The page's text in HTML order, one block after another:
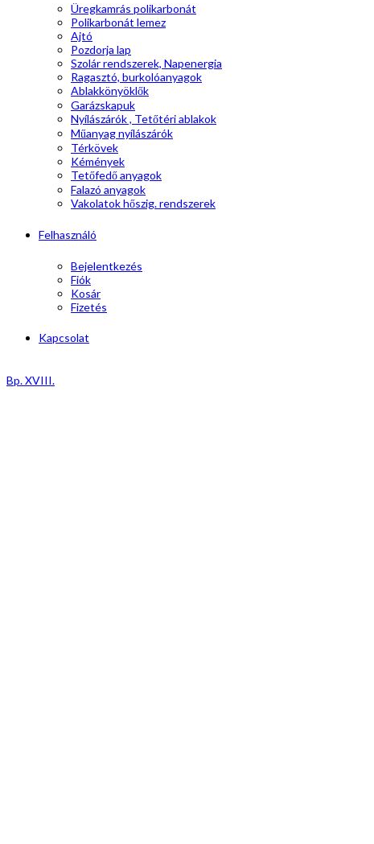
Üregkamrás polikarbonát
Polikarbonát lemez
Ajtó
Pozdorja lap
Szolár rendszerek, Napenergia
Ragasztó, burkolóanyagok
Ablakkönyöklők
Garázskapuk
Nyílászárók , Tetőtéri ablakok
Műanyag nyílászárók
Térkövek
Kémények
Tetőfedő anyagok
Falazó anyagok
Vakolatok hőszig. rendszerek
Felhasználó
Bejelentkezés
Fiók
Kosár
Fizetés
Kapcsolat
Bp. XVIII.